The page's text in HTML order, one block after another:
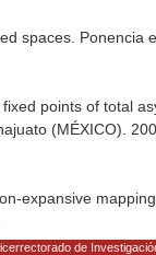
spaces.
points of total
(MÉXICO).
expansive
de